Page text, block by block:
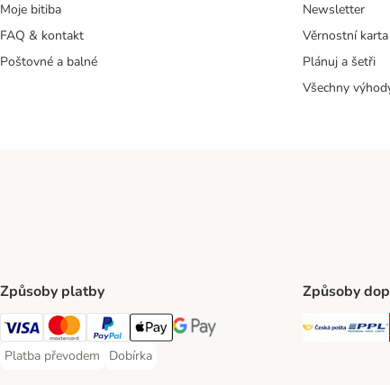
Moje bitiba
FAQ & kontakt
Poštovné a balné
Newsletter
Věrnostní karta
Plánuj a šetři
Všechny
Způsoby platby
Visa Payment Method
mastercard Payment Method
PayPal Payment Method
Apple pay Payment Method
Google Pay Payment Method
Platba převodem
Platba převodem Payment Method
Dobírka
Dobírka Payment Method
Způsoby
Česká